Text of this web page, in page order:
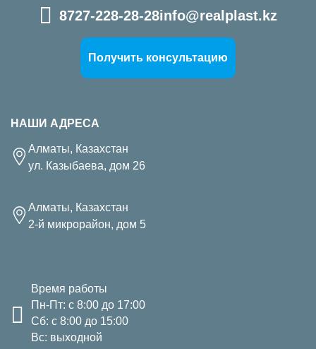
8727-228-28-28info@realplast.kz
Получить консультацию
НАШИ АДРЕСА
Алматы, Казахстан
ул. Казыбаева, дом 26
Алматы, Казахстан
2-й микрорайон, дом 5
Время работы
Пн-Пт: с 8:00 до 17:00
Сб: с 8:00 до 15:00
Вс: выходной